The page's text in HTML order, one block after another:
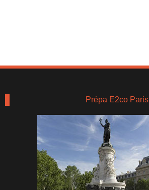
Prépa E2co Paris